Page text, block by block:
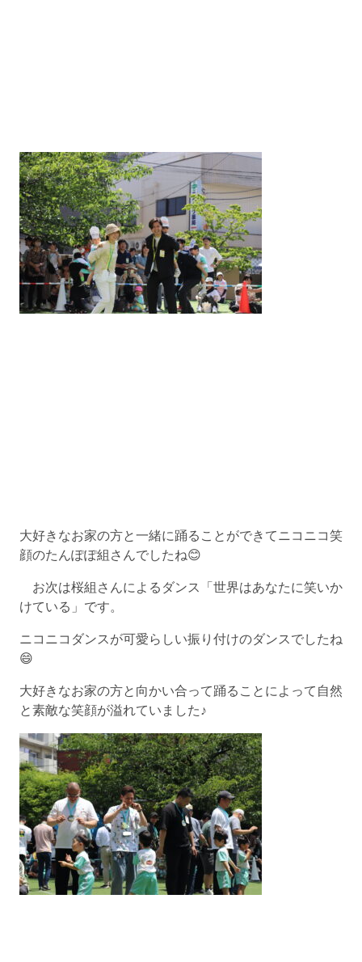
大好きなお家の方と一緒に踊ることができてニコニコ笑
顔のたんぽぽ組さんでしたね😊
お次は桜組さんによるダンス「世界はあなたに笑いか
けている」です。
ニコニコダンスが可愛らしい振り付けのダンスでしたね
😄
大好きなお家の方と向かい合って踊ることによって自然
と素敵な笑顔が溢れていました♪